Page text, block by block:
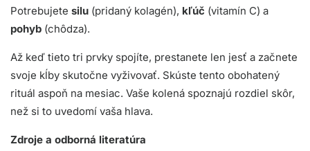
Potrebujete silu (pridaný kolagén), kľúč (vitamín C) a
pohyb (chôdza).
Až keď tieto tri prvky spojíte, prestanete len jesť a začnete
svoje kĺby skutočne vyživovať. Skúste tento obohatený
rituál aspoň na mesiac. Vaše kolená spoznajú rozdiel skôr,
než si to uvedomí vaša hlava.
Zdroje a odborná literatúra